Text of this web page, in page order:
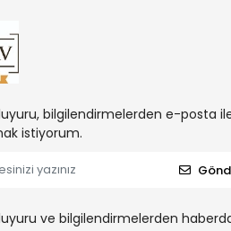
bilgilendirmelerden e-posta
istiyorum.
ve bilgilendirmelerden